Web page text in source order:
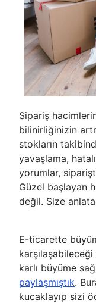
Sipariş
bilinirliğinizin
stokların
yavaşlama,
yorumlar,
Güzel başlayan
değil. Size
E-ticarette
karlı büyüme
paylaşmıştık.
kucaklayıp sizi